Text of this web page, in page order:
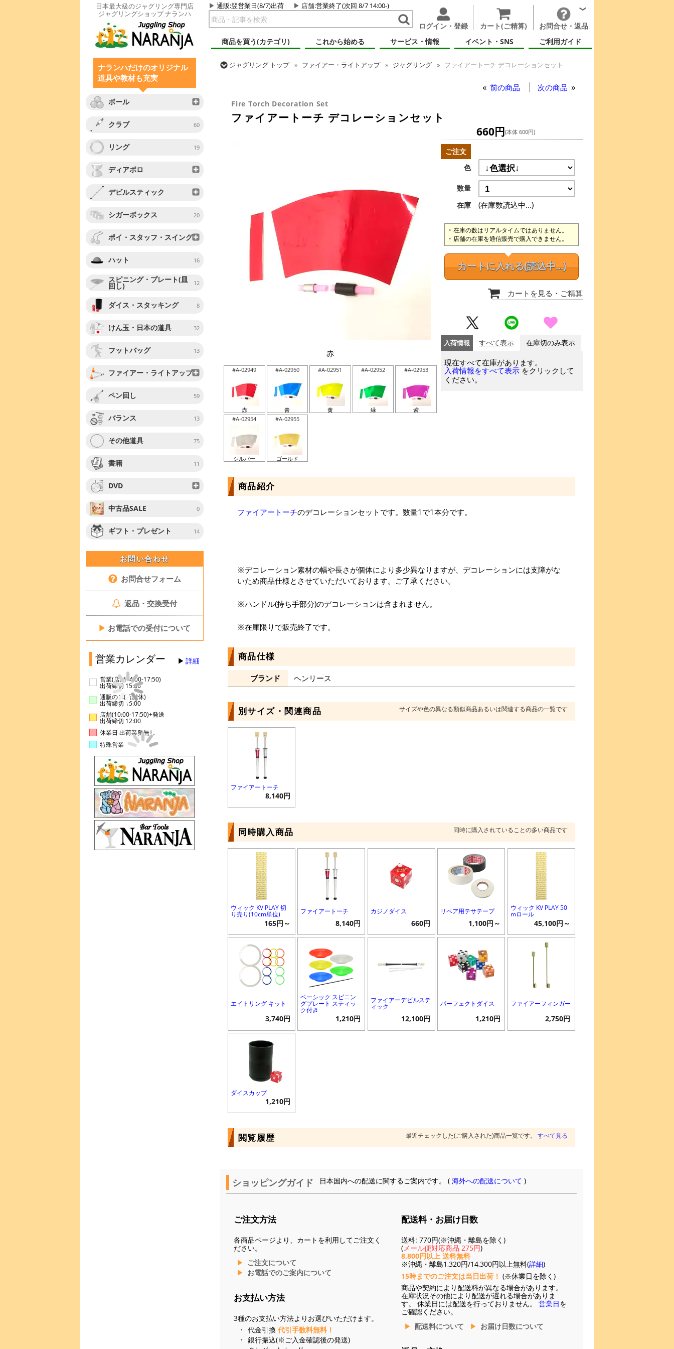
日本最大級のジャグリング専門店
ジャグリングショップ ナランハ
通販:翌営業日(8/7)出荷 店舗:営業終了(次回 8/7 14:00-)
ログイン・登録 カート(ご精算)
お問合せ・返品
商品を買う(カテゴリ)
これから始める サービス・情報 イベント・SNS ご利用ガイド
ナランハだけのオリジナル
道具や教材も充実
ボール
クラブ 60
リング 19
ディアボロ
デビルスティック
シガーボックス 20
ポイ・スタッフ・スイング
ハット 16
スピニング・プレート(皿
回し) 12
ダイス・スタッキング 8
けん玉・日本の道具 32
フットバッグ 13
ファイアー・ライトアップ
ペン回し 59
バランス 13
その他道具 75
書籍 11
DVD
中古品SALE 0
ギフト・プレゼント 14
お問い合わせ
お問合せフォーム
返品・交換受付
▶ お電話での受付について
営業カレンダー 詳細
営業(店舗14:00-17:50)
出荷締切 15:00
通販のみ(店舗休)
出荷締切 15:00
店舗(10:00-17:50)+発送
出荷締切 12:00
休業日 出荷業務無し
特殊営業
ジャグリング トップ ファイアー・ライトアップ ジャグリング
ファイアートーチ デコレーションセット
前の商品 次の商品
Fire Torch Decoration Set
ファイアートーチ デコレーションセット
赤
#A-02949
赤
#A-02950
青
#A-02951
黄
#A-02952
緑
#A-02953
紫
#A-02954
シルバー
#A-02955
ゴールド
660円(本体 600円)
ご注文
色
数量
在庫
(在庫数読込中...)
在庫の数はリアルタイムではありません。
店舗の在庫を通信販売で購入できません。
カートに入れる(読込中...)
カートを見る ・ご精算
入荷情報 すべて表示 在庫切のみ表示
現在すべて在庫があります。
入荷情報をすべて表示 をクリックして
ください。
商品紹介
ファイアートーチのデコレーションセットです。数量1で1本分です。
※デコレーション素材の幅や長さが個体により多少異なりますが、デコレーションには支障がな
いため商品仕様とさせていただいております。ご了承ください。
※ハンドル(持ち手部分)のデコレーションは含まれません。
※在庫限りで販売終了です。
商品仕様
ブランド ヘンリース
別サイズ・関連商品 サイズや色の異なる類似商品あるいは関連する商品の一覧です
ファイアートーチ
8,140円
同時購入商品 同時に購入されていることの多い商品です
ウィック KV PLAY 切
り売り(10cm単位)
165円～
ファイアートーチ
8,140円
カジノダイス
660円
リペア用テサテープ
1,100円～
ウィック KV PLAY 50
mロール
45,100円～
エイトリング キット
3,740円
ベーシック スピニン
グプレート スティッ
ク付き
1,210円
ファイアーデビルステ
ィック
12,100円
パーフェクトダイス
1,210円
ファイアーフィンガー
2,750円
ダイスカップ
1,210円
閲覧履歴 最近チェックした(ご購入された)商品一覧です。 すべて見る
ショッピングガイド 日本国内への配送に関するご案内です。 (海外への配送について )
ご注文方法
各商品ページより、カートを利用してご注文く
ださい。
ご注文について
お電話でのご案内について
お支払い方法
3種のお支払い方法よりお選びいただけます。
代金引換 代引手数料無料！
銀行振込(※ご入金確認後の発送)
配送料・お届け日数
送料: 770円(※沖縄・離島を除く)
(メール便対応商品 275円)
8,800円以上 送料無料
※沖縄・離島1,320円/14,300円以上無料(詳細)
15時までのご注文は当日出荷！ (※休業日を除く)
商品や契約により配送料が異なる場合があります。
在庫状況その他により配送が遅れる場合がありま
す。 休業日には配送を行っておりません。 営業日を
ご確認ください。
配送料について
お届け日数について